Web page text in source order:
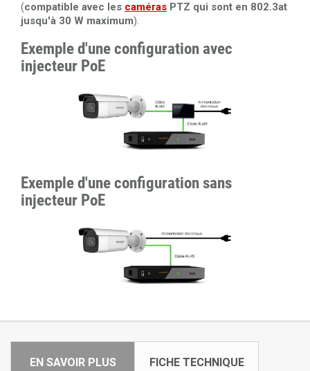
(compatible avec les caméras PTZ qui sont en 802.3at
jusqu'à 30 W maximum).
Exemple d'une configuration avec
injecteur PoE
Exemple d'une configuration sans
injecteur PoE
EN SAVOIR PLUS FICHE TECHNIQUE